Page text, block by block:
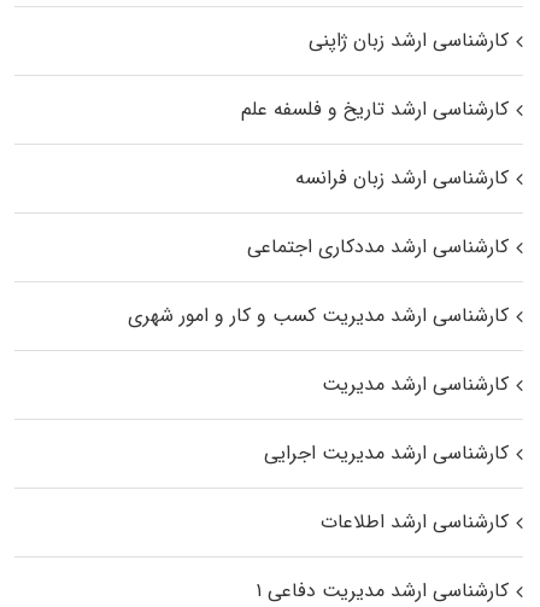
کارشناسی ارشد زبان ژاپنی
کارشناسی ارشد تاریخ و فلسفه علم
کارشناسی ارشد زبان فرانسه
کارشناسی ارشد مددکاری اجتماعی
کارشناسی ارشد مدیریت کسب و کار و امور شهری
کارشناسی ارشد مدیریت
کارشناسی ارشد مدیریت اجرایی
کارشناسی ارشد اطلاعات
کارشناسی ارشد مدیریت دفاعی ۱